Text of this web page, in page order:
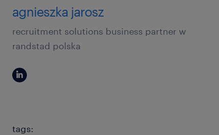
agnieszka jarosz
recruitment solutions business partner w
randstad polska
tags: